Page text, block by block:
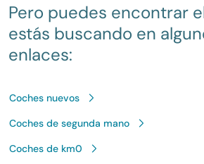
Pero puedes encontrar
estás buscando en
enlaces:
Coches nuevos
Coches de segunda mano
Coches de km0